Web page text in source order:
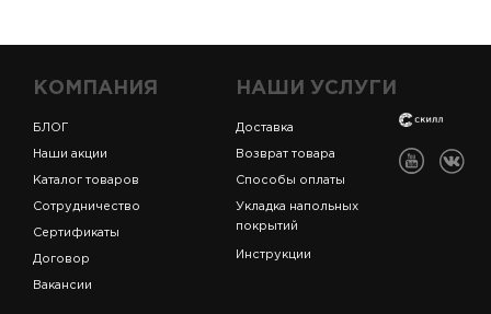
КОМПАНИЯ
БЛОГ
Наши акции
Каталог товаров
Сотрудничество
Сертификаты
Договор
Вакансии
НАШИ УСЛУГИ
Доставка
Возврат товара
Способы оплаты
Укладка напольных
покрытий
Инструкции